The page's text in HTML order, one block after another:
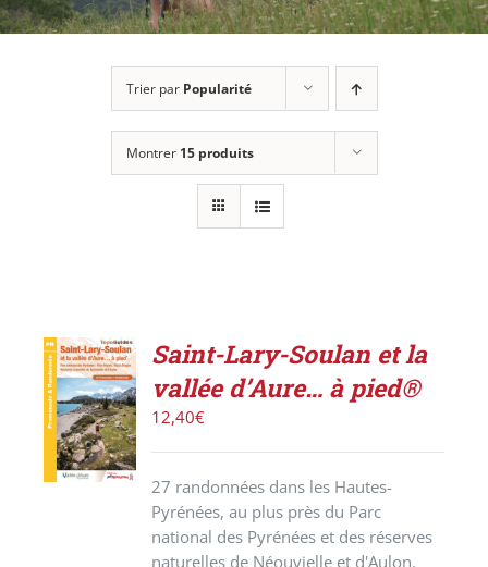
Trier par Popularité
Montrer 15 produits
ACHETER
LE
PRODUIT
/
DÉTAILS
Saint-Lary-Soulan et la
vallée d’Aure… à pied®
12,40€
27 randonnées dans les Hautes-
Pyrénées, au plus près du Parc
national des Pyrénées et des réserves
naturelles de Néouvielle et d'Aulon.